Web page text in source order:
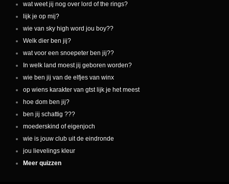
wat weet jij nog over lord of the rings?
lijk je op mij?
wie van sky high word jou boy??
Welk dier ben jij?
wat voor een snoepeter ben jij??
In welk land moest jij geboren worden?
wie ben jij van de elfjes van winx
op wiens karakter van gtst lijk je het meest
hoe dom ben jij?
ben jij schattig ???
moederskind of eigenjoch
wie is jouw club uit de eindronde
jou lievelings kleur
Meer quizzen